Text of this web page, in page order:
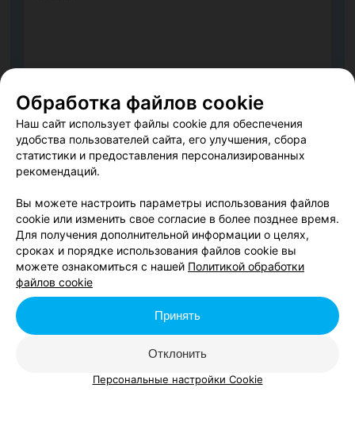
Согласен опубликовать отзыв. Подробнее об
обработки персональных данныхимеханизме реализации
прав
Добавить отзыв
Нажимая кнопку «Добавить отзыв», вы принимаетеусловия
Пользовательского соглашения
На портале Afisha.relax.by можно купить билеты на концерт
Концерт «‎Коста Лакоста» в Минске пройдет в PRIME HALL. Это
друзьями. Билеты на концерт «‎Коста Лакоста» станут отличным
Обработка файлов cookie
Наш сайт использует файлы cookie для обеспечения
удобства пользователей сайта, его улучшения, сбора
статистики и предоставления персонализированных
рекомендаций.
Вы можете настроить параметры использования файлов
cookie или изменить свое согласие в более позднее время.
Для получения дополнительной информации о целях,
сроках и порядке использования файлов cookie вы
можете ознакомиться с нашей Политикой обработки
файлов cookie
Отклонить
Принять
Персональные настройки Cookie